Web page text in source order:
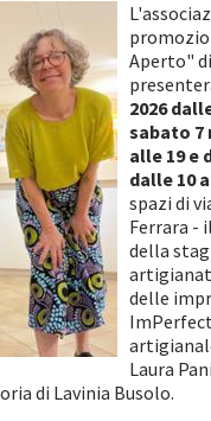
Aperto"
2026
sabato 7
alle 19 e
dalle 10
spazi di
Ferrara -
della
delle
Laura
di Lavinia Busolo.